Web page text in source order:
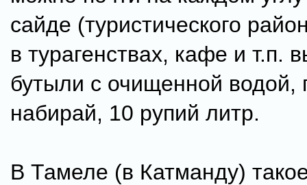
сайде (туристического
в турагенствах, кафе и т.п.
бутыли с очищенной водой,
набирай, 10 рупий литр.
В Тамеле (в Катманду)